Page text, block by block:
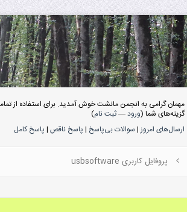
مهمان گرامی به انجمن مانشت خوش آمدید. برای استفاده از
گزینه‌های شما (ورود—ثبت نام)
ارسال‌های امروز| سوالات بی‌پاسخ | پاسخ ناقص | پاسخ کامل
پروفایل کاربری usbsoftware